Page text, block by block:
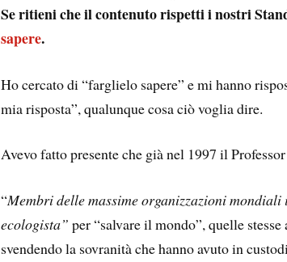
Se ritieni che il contenuto rispetti i nostri
sapere.
Ho cercato di “farglielo sapere” e mi hanno
mia risposta”, qualunque cosa ciò voglia dire.
Avevo fatto presente che già nel 1997 il
“Membri delle massime organizzazioni
ecologista” per “salvare il mondo”, quelle
svendendo la sovranità che hanno avuto in